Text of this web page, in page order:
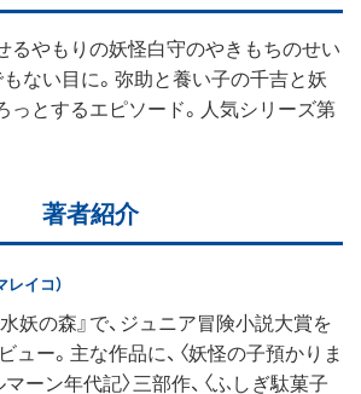
るやもりの妖怪白守のやきもちのせい
ない目に。弥助と養い子の千吉と妖
っとするエピソード。人気シリーズ第
著者紹介
レイコ）
妖の森』で、ジュニア冒険小説大賞を
ー。主な作品に、〈妖怪の子預かりま
マーン年代記〉三部作、〈ふしぎ駄菓子